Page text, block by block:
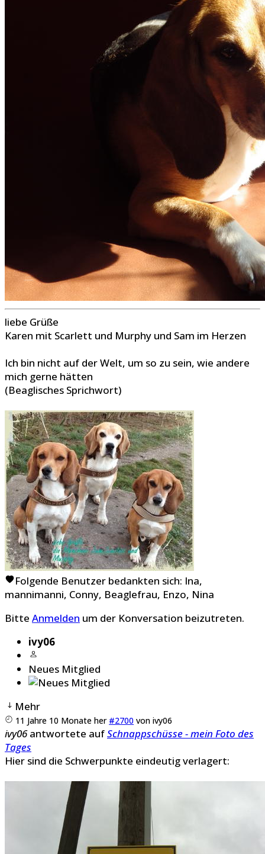
liebe Grüße
Karen mit Scarlett und Murphy und Sam im Herzen
Ich bin nicht auf der Welt, um so zu sein, wie andere
mich gerne hätten
(Beaglisches Sprichwort)
Folgende Benutzer bedankten sich: Ina,
mannimanni, Conny, Beaglefrau, Enzo, Nina
Bitte Anmelden um der Konversation beizutreten.
ivy06
Neues Mitglied
Mehr
11 Jahre 10 Monate her #2700 vonivy06
ivy06antwortete aufSchnappschüsse - mein Foto des
Tages
Hier sind die Schwerpunkte eindeutig verlagert: